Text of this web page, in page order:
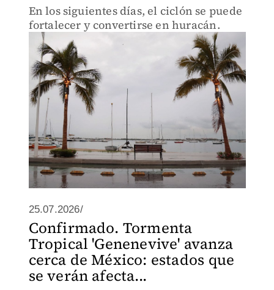
En los siguientes días, el ciclón se puede
fortalecer y convertirse en huracán.
25.07.2026/
Confirmado. Tormenta
Tropical 'Genenevive' avanza
cerca de México: estados que
se verán afecta...